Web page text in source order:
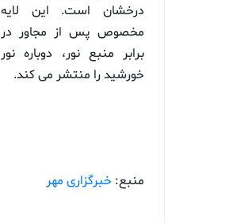
درخشان است. این لایه
مخصوص پس از مجاور در
برابر منبع نور، دوباره نور
خورشید را منتشر می کند.
منبع: خبرگزاری مهر